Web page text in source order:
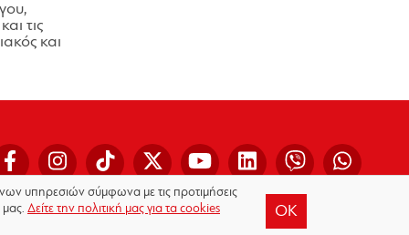
τις
και
υπηρεσιών σύμφωνα με τις προτιμήσεις
Δείτε την πολιτική μας για τα cookies OK